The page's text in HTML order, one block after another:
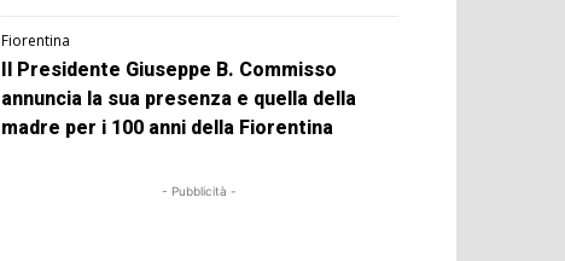
Fiorentina
Il Presidente Giuseppe B. Commisso
annuncia la sua presenza e quella della
madre per i 100 anni della Fiorentina
- Pubblicità -